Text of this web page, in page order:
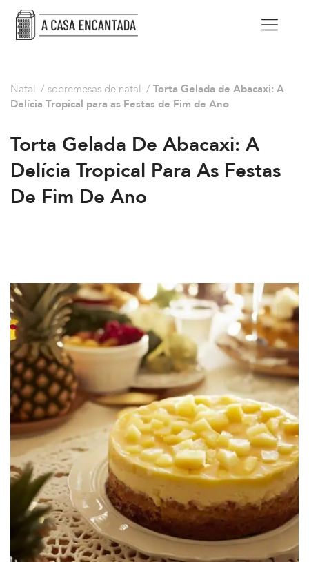
Natal / sobremesas de natal / Torta Gelada de Abacaxi: A
Delícia Tropical para as Festas de Fim de Ano
Torta Gelada De Abacaxi: A
Delícia Tropical Para As Festas
De Fim De Ano